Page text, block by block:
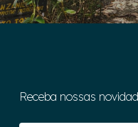
Receba nossas